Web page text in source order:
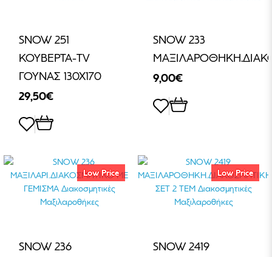
SNOW 251
ΚΟΥΒΕΡΤΑ-TV
ΓΟΥΝΑΣ 130Χ170
29,50€
SNOW 233
9,00€
Low Price
SNOW 236
Low Price
SNOW 2419